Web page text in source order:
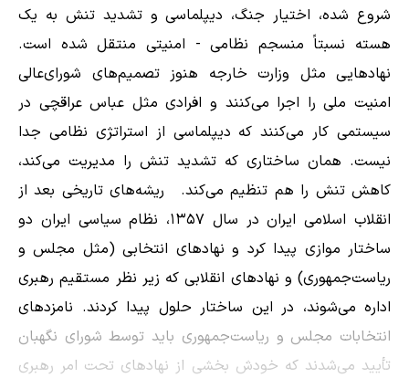
شروع شده، اختیار جنگ، دیپلماسی و تشدید تنش به یک
هسته نسبتاً منسجم نظامی - امنیتی منتقل شده است.
نهادهایی مثل وزارت خارجه هنوز تصمیم‌های شورای‌عالی
امنیت ملی را اجرا می‌کنند و افرادی مثل عباس عراقچی در
سیستمی کار می‌کنند که دیپلماسی از استراتژی نظامی جدا
نیست. همان ساختاری که تشدید تنش را مدیریت می‌کند،
کاهش تنش را هم تنظیم می‌کند. ریشه‌های تاریخی بعد از
انقلاب اسلامی ایران در سال ۱۳۵۷، نظام سیاسی ایران دو
ساختار موازی پیدا کرد و نهادهای انتخابی (مثل مجلس و
ریاست‌جمهوری) و نهادهای انقلابی که زیر نظر مستقیم رهبری
اداره می‌شوند، در این ساختار حلول پیدا کردند. نامزدهای
انتخابات مجلس و ریاست‌جمهوری باید توسط شورای نگهبان
تأیید می‌شدند که خودش بخشی از نهادهای تحت امر رهبری